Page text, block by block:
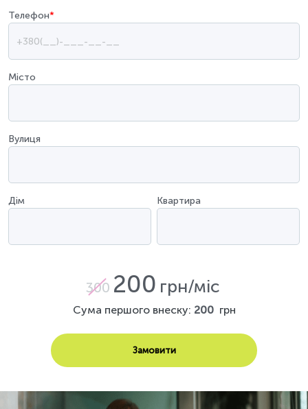
Телефон*
Місто
Вулиця
Дім Квартира
300 200 грн/міс
Сума першого внеску: 200 грн